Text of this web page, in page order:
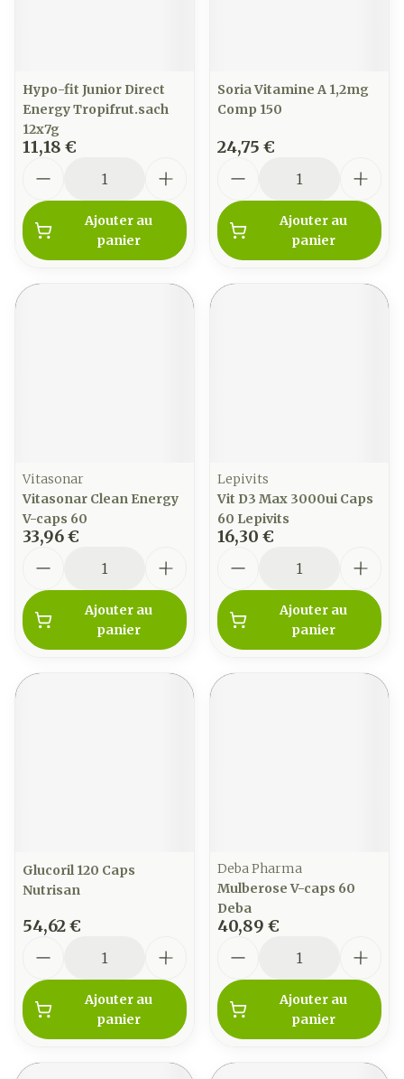
Hypo-fit Junior Direct
Energy Tropifrut.sach
12x7g
11,18 €
Ajouter au
panier
Soria Vitamine A 1,2mg
Comp 150
24,75 €
Ajouter au
panier
Vitasonar
Vitasonar Clean Energy
V-caps 60
33,96 €
Ajouter au
panier
Lepivits
Vit D3 Max 3000ui Caps
60 Lepivits
16,30 €
Ajouter au
panier
Glucoril 120 Caps
Nutrisan
54,62 €
Ajouter au
panier
Deba Pharma
Mulberose V-caps 60
Deba
40,89 €
Ajouter au
panier